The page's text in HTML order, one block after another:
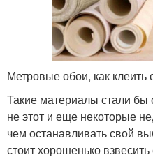
Метровые обои, как клеить
Такие материалы стали
не этот и еще некоторые
чем останавливать свой
стоит хорошенько